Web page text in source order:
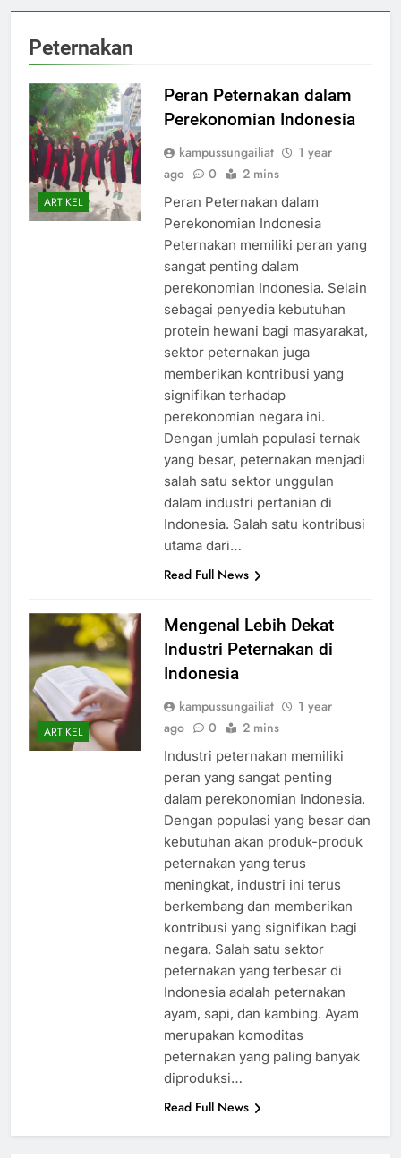
Peternakan
ARTIKEL
Peran Peternakan dalam
Perekonomian Indonesia
kampussungailiat
1 year
ago
0 2 mins
Peran Peternakan dalam
Perekonomian Indonesia
Peternakan memiliki peran yang
sangat penting dalam
perekonomian Indonesia. Selain
sebagai penyedia kebutuhan
protein hewani bagi masyarakat,
sektor peternakan juga
memberikan kontribusi yang
signifikan terhadap
perekonomian negara ini.
Dengan jumlah populasi ternak
yang besar, peternakan menjadi
salah satu sektor unggulan
dalam industri pertanian di
Indonesia. Salah satu kontribusi
utama dari…
Read Full News
ARTIKEL
Mengenal Lebih Dekat
Industri Peternakan di
Indonesia
kampussungailiat
1 year
ago
0 2 mins
Industri peternakan memiliki
peran yang sangat penting
dalam perekonomian Indonesia.
Dengan populasi yang besar dan
kebutuhan akan produk-produk
peternakan yang terus
meningkat, industri ini terus
berkembang dan memberikan
kontribusi yang signifikan bagi
negara. Salah satu sektor
peternakan yang terbesar di
Indonesia adalah peternakan
ayam, sapi, dan kambing. Ayam
merupakan komoditas
peternakan yang paling banyak
diproduksi…
Read Full News